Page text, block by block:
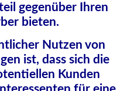
gegenüber Ihren
bieten.
Nutzen von
ist, dass sich die
Kunden